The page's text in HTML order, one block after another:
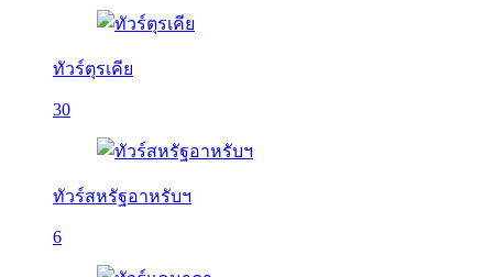
ทัวร์ตุรเคีย
30
ทัวร์สหรัฐอาหรับฯ
6